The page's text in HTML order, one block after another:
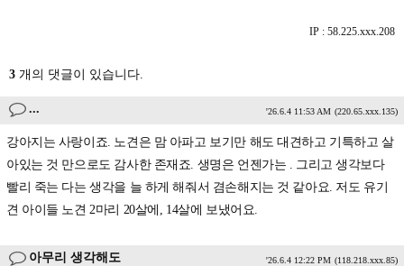
IP : 58.225.xxx.208
3 개의 댓글이 있습니다.
... '26.6.4 11:53 AM (220.65.xxx.135)
강아지는 사랑이죠. 노견은 맘 아파고 보기만 해도 대견하고 기특하고 살
아있는 것 만으로도 감사한 존재죠. 생명은 언젠가는 . 그리고 생각보다
빨리 죽는 다는 생각을 늘 하게 해줘서 겸손해지는 것 같아요. 저도 유기
견 아이들 노견 2마리 20살에, 14살에 보냈어요.
아무리 생각해도 '26.6.4 12:22 PM (118.218.xxx.85)